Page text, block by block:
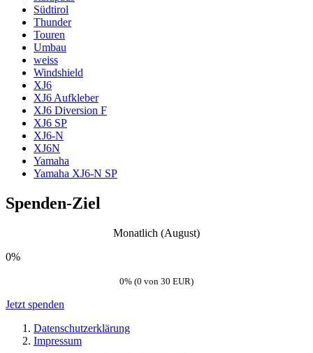
Südtirol
Thunder
Touren
Umbau
weiss
Windshield
XJ6
XJ6 Aufkleber
XJ6 Diversion F
XJ6 SP
XJ6-N
XJ6N
Yamaha
Yamaha XJ6-N SP
Spenden-Ziel
Monatlich (August)
0%
0% (0 von 30 EUR)
Jetzt spenden
Datenschutzerklärung
Impressum